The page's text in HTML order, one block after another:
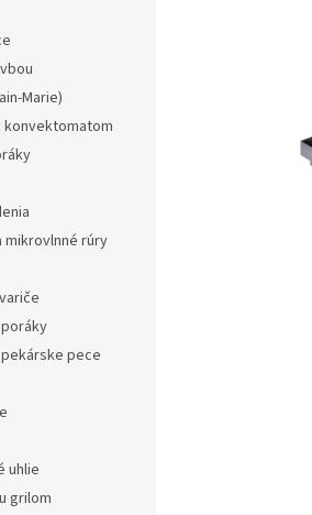
Marie)
konvektomatom
mikrovlnné rúry
pece
uhlie
grilom